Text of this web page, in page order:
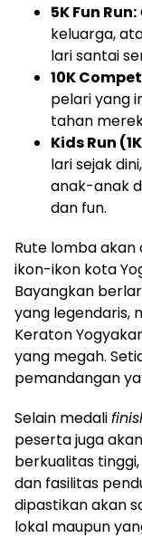
5K Fun Run:
keluarga,
lari santai
10K
pelari yang
tahan
Kids Run
lari sejak
anak-anak
dan fun.
Rute lomba
ikon-ikon kota
Bayangkan
yang legendaris,
Keraton
yang megah.
pemandangan
Selain medali
peserta juga
berkualitas
dan fasilitas
dipastikan akan
lokal maupun